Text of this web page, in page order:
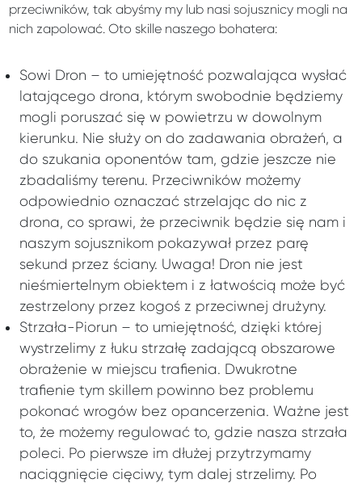
przeciwników, tak abyśmy my lub nasi sojusznicy mogli na
nich zapolować. Oto skille naszego bohatera:
Sowi Dron – to umiejętność pozwalająca wysłać
latającego drona, którym swobodnie będziemy
mogli poruszać się w powietrzu w dowolnym
kierunku. Nie służy on do zadawania obrażeń, a
do szukania oponentów tam, gdzie jeszcze nie
zbadaliśmy terenu. Przeciwników możemy
odpowiednio oznaczać strzelając do nic z
drona, co sprawi, że przeciwnik będzie się nam i
naszym sojusznikom pokazywał przez parę
sekund przez ściany. Uwaga! Dron nie jest
nieśmiertelnym obiektem i z łatwością może być
zestrzelony przez kogoś z przeciwnej drużyny.
Strzała-Piorun – to umiejętność, dzięki której
wystrzelimy z łuku strzałę zadającą obszarowe
obrażenie w miejscu trafienia. Dwukrotne
trafienie tym skillem powinno bez problemu
pokonać wrogów bez opancerzenia. Ważne jest
to, że możemy regulować to, gdzie nasza strzała
poleci. Po pierwsze im dłużej przytrzymamy
naciągnięcie cięciwy, tym dalej strzelimy. Po